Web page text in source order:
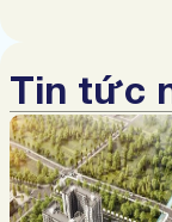
Tin tức